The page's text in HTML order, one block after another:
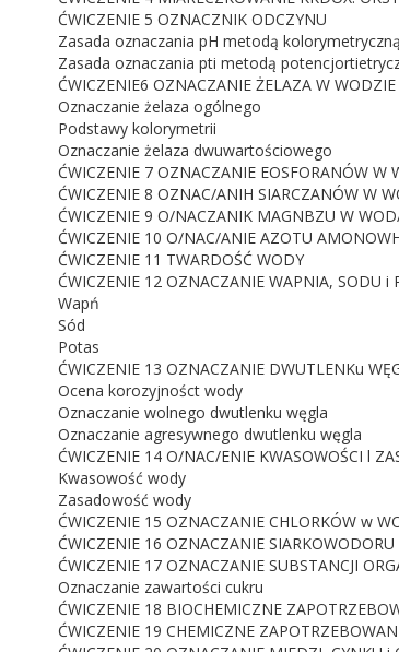
ĆWICZENIE 5 OZNACZNIK ODCZYNU
Zasada oznaczania pH metodą kolorymetryczną
Zasada oznaczania pti metodą
ĆWICZENIE6 OZNACZANIE ŻELAZA W WODZIE
Oznaczanie żelaza ogólnego
Podstawy kolorymetrii
Oznaczanie żelaza dwuwartościowego
ĆWICZENIE 7 OZNACZANIE EOSFORANÓW W
ĆWICZENIE 8 OZNAC/ANIH SIARCZANÓW W
ĆWICZENIE 9 O/NACZANIK MAGNBZU W
ĆWICZENIE 10 O/NAC/ANIE AZOTU
ĆWICZENIE 11 TWARDOŚĆ WODY
ĆWICZENIE 12 OZNACZANIE WAPNIA, SODU
Wapń
Sód
Potas
ĆWICZENIE 13 OZNACZANIE DWUTLENKu
Ocena korozyjnośct wody
Oznaczanie wolnego dwutlenku węgla
Oznaczanie agresywnego dwutlenku węgla
ĆWICZENIE 14 O/NAC/ENIE KWASOWOŚCI l
Kwasowość wody
Zasadowość wody
ĆWICZENIE 15 OZNACZANIE CHLORKÓW w
ĆWICZENIE 16 OZNACZANIE
ĆWICZENIE 17 OZNACZANIE SUBSTANCJI
Oznaczanie zawartości cukru
ĆWICZENIE 18 BIOCHEMICZNE
ĆWICZENIE 19 CHEMICZNE